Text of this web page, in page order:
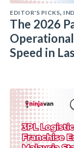
EDITOR'S PICKS,
The 2026
Speed in